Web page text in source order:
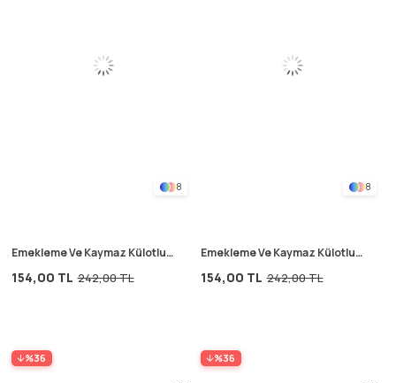
8
Emekleme Ve Kaymaz Külotlu
154,00 TL 242,00 TL
%36
8
Emekleme Ve Kaymaz Külotlu
154,00 TL 242,00 TL
%36